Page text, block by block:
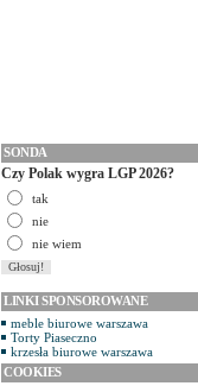
SONDA
Czy Polak wygra LGP 2026?
tak
nie
nie wiem
LINKI SPONSOROWANE
meble biurowe warszawa
Torty Piaseczno
krzesła biurowe warszawa
COOKIES